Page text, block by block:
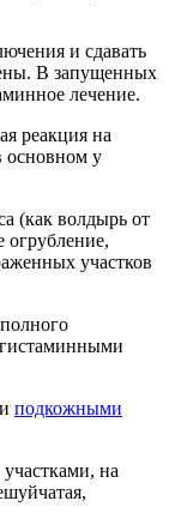
и сдавать
В запущенных
лечение.
реакция на
основном у
(как волдырь от
огрубление,
участков
подкожными
на